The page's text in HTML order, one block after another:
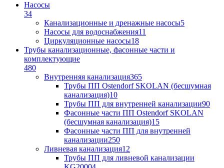
Насосы
34
Канализационные и дренажные насосы5
Насосы для водоснабжения11
Циркуляционные насосы18
Трубы канализационные, фасонные части и
комплектующие
480
Внутренняя канализация365
Трубы ПП Ostendorf SKOLAN (бесшумная
канализация)10
Трубы ПП для внутренней канализации90
Фасонные части ПП Ostendorf SKOLAN
(бесшумная канализация)15
Фасонные части ПП для внутренней
канализации250
Ливневая канализация12
Трубы ПП для ливневой канализации